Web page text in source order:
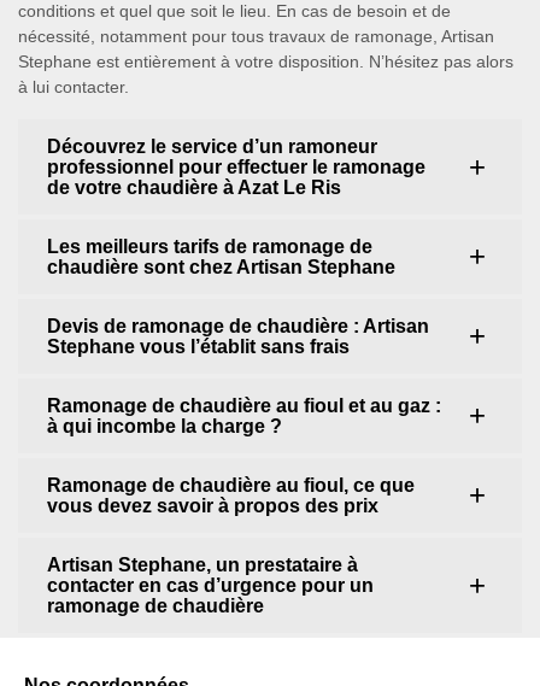
conditions et quel que soit le lieu. En cas de besoin et de
nécessité, notamment pour tous travaux de ramonage, Artisan
Stephane est entièrement à votre disposition. N’hésitez pas alors
à lui contacter.
Découvrez le service d’un ramoneur
professionnel pour effectuer le ramonage
de votre chaudière à Azat Le Ris
Les meilleurs tarifs de ramonage de
chaudière sont chez Artisan Stephane
Devis de ramonage de chaudière : Artisan
Stephane vous l’établit sans frais
Ramonage de chaudière au fioul et au gaz :
à qui incombe la charge ?
Ramonage de chaudière au fioul, ce que
vous devez savoir à propos des prix
Artisan Stephane, un prestataire à
contacter en cas d’urgence pour un
ramonage de chaudière